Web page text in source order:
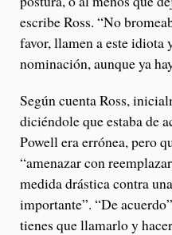
escribe Ross. “No
favor, llamen a este idiota
nominación, aunque ya
Según cuenta Ross,
diciéndole que estaba de
Powell era errónea, pero
“amenazar con
medida drástica contra
importante”. “De
tienes que llamarlo y